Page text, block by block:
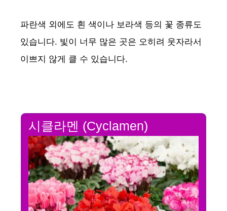
파란색 외에도 흰 색이나 보라색 등의 꽃 종류도
있습니다. 빛이 너무 많은 곳은 오히려 웃자라서
이쁘지 않게 클 수 있습니다.
시클라멘 (Cyclamen)